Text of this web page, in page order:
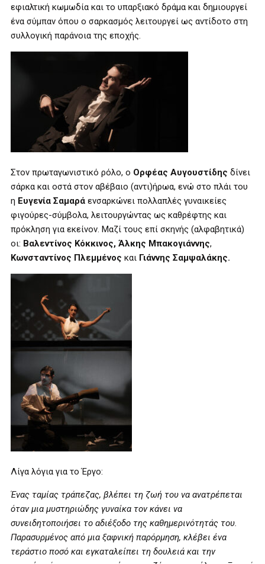
εφιαλτική κωμωδία και το υπαρξιακό δράμα και δημιουργεί
ένα σύμπαν όπου ο σαρκασμός λειτουργεί ως αντίδοτο στη
συλλογική παράνοια της εποχής.
Στον πρωταγωνιστικό ρόλο, ο Ορφέας Αυγουστίδης δίνει
σάρκα και οστά στον αβέβαιο (αντι)ήρωα, ενώ στο πλάι του
η Ευγενία Σαμαρά ενσαρκώνει πολλαπλές γυναικείες
φιγούρες-σύμβολα, λειτουργώντας ως καθρέφτης και
πρόκληση για εκείνον. Μαζί τους επί σκηνής (αλφαβητικά)
οι: Βαλεντίνος Κόκκινος, Άλκης Μπακογιάννης,
Κωνσταντίνος Πλεμμένος και Γιάννης Σαμψαλάκης.
Λίγα λόγια για το Έργο:
Ένας ταμίας τράπεζας, βλέπει τη ζωή του να ανατρέπεται
όταν μια μυστηριώδης γυναίκα τον κάνει να
συνειδητοποιήσει το αδιέξοδο της καθημερινότητάς του.
Παρασυρμένος από μια ξαφνική παρόρμηση, κλέβει ένα
τεράστιο ποσό και εγκαταλείπει τη δουλειά και την